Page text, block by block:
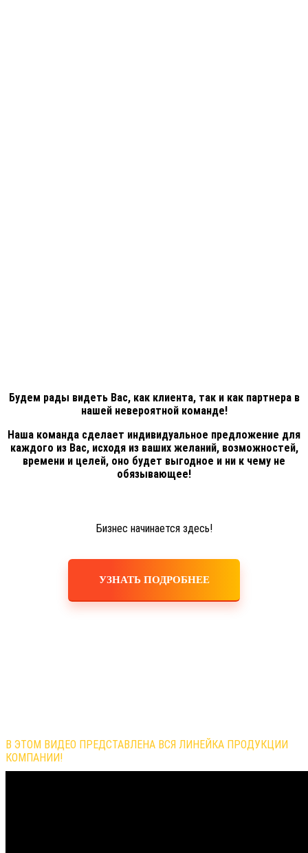
Будем рады видеть Вас, как клиента, так и как партнера в
нашей невероятной команде!
Наша команда сделает индивидуальное предложение для
каждого из Вас, исходя из ваших желаний, возможностей,
времени и целей, оно будет выгодное и ни к чему не
обязывающее!
Бизнес начинается здесь!
УЗНАТЬ ПОДРОБНЕЕ
В ЭТОМ ВИДЕО ПРЕДСТАВЛЕНА ВСЯ ЛИНЕЙКА ПРОДУКЦИИ
КОМПАНИИ!